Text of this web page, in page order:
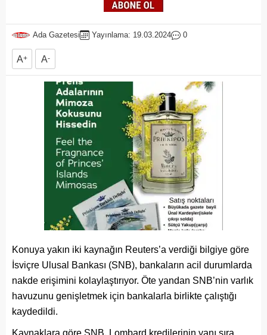
Ada Gazetesi Yayınlama: 19.03.2024 0
A+ A-
Konuya yakın iki kaynağın Reuters’a verdiği bilgiye göre
İsviçre Ulusal Bankası (SNB), bankaların acil durumlarda
nakde erişimini kolaylaştırıyor. Öte yandan SNB’nin varlık
havuzunu genişletmek için bankalarla birlikte çalıştığı
kaydedildi.
Kaynaklara göre SNB, Lombard kredilerinin yanı sıra